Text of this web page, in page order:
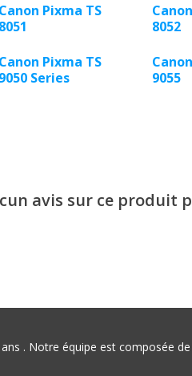
Canon Pixma TS
8051
8052
Canon Pixma TS
9050 Series
9055
avis sur ce produit
. Notre équipe est composée